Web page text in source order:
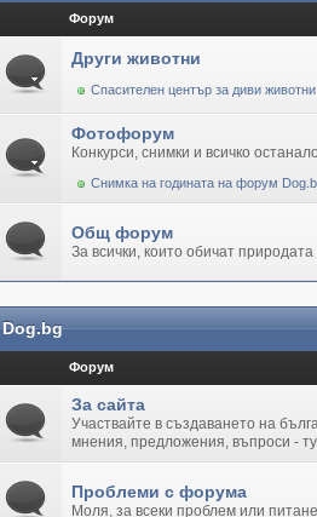
Форум
Други животни
Спасителен център за диви животни
Фотофорум
Конкурси, снимки и всичко останало.
Снимка на годината на форум
Общ форум
За всички, които обичат природата
Dog.bg
Форум
За сайта
Участвайте в създаването на
мнения, предложения, въпроси -
Проблеми с форума
Моля, за всеки проблем или